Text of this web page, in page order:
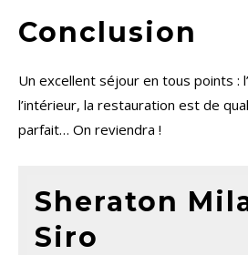
Conclusion
Un excellent séjour en tous points :
l’intérieur, la restauration est de
parfait… On reviendra !
Sheraton
Siro